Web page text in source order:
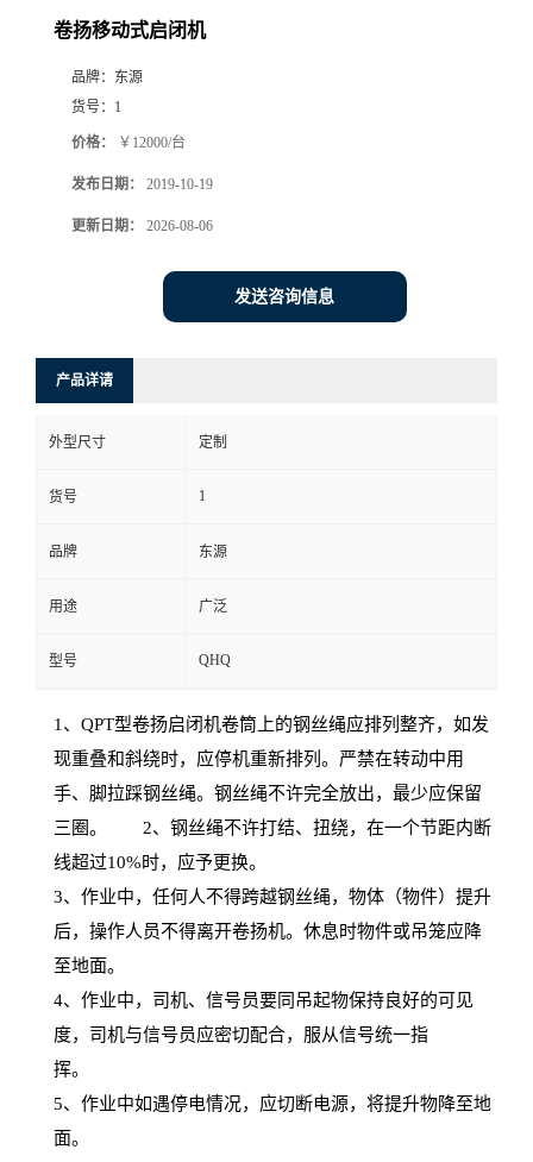
卷扬移动式启闭机
品牌： 东源
货号： 1
价格： ￥12000/台
发布日期： 2019-10-19
更新日期： 2026-08-06
发送咨询信息
产品详请
外型尺寸 定制
货号 1
品牌 东源
用途 广泛
型号 QHQ
1 、 QPT型卷扬启闭机卷筒上的钢丝绳应排列整齐，如发
现重叠和斜绕时，应停机重新排列。严禁在转动中用
手、脚拉踩钢丝绳。钢丝绳不许完全放出，最少应保留
三圈。 2、钢丝绳不许打结、扭绕，在一个节距内断
线超过10%时，应予更换。
3、作业中，任何人不得跨越钢丝绳，物体（物件）提升
后，操作人员不得离开卷扬机。休息时物件或吊笼应降
至地面。
4、作业中，司机、信号员要同吊起物保持良好的可见
度，司机与信号员应密切配合，服从信号统一指
挥。
5、作业中如遇停电情况，应切断电源，将提升物降至地
面。